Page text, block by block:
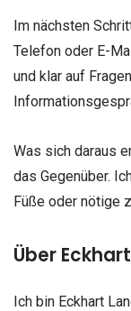
Im nächsten
Telefon oder E-
und klar auf
Was sich daraus
das Gegenüber.
Füße oder nötige
Über
Ich bin Eckhart